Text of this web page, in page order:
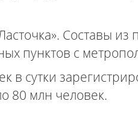
Составы
пунктов с
сутки
80 млн человек.